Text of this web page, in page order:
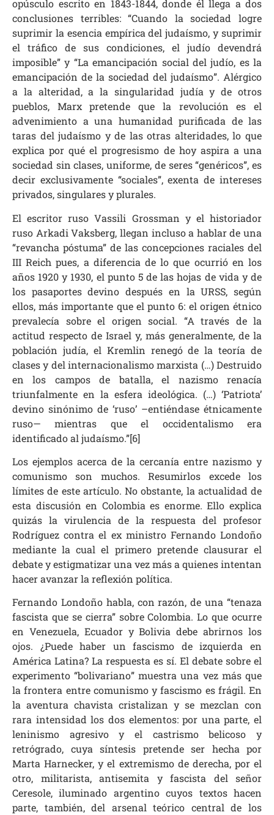
opúsculo escrito en 1843-1844, donde él llega a dos
conclusiones terribles: “Cuando la sociedad logre
suprimir la esencia empírica del judaísmo, y suprimir
el tráfico de sus condiciones, el judío devendrá
imposible” y “La emancipación social del judío, es la
emancipación de la sociedad del judaísmo”. Alérgico
a la alteridad, a la singularidad judía y de otros
pueblos, Marx pretende que la revolución es el
advenimiento a una humanidad purificada de las
taras del judaísmo y de las otras alteridades, lo que
explica por qué el progresismo de hoy aspira a una
sociedad sin clases, uniforme, de seres “genéricos”, es
decir exclusivamente “sociales”, exenta de intereses
privados, singulares y plurales.
El escritor ruso Vassili Grossman y el historiador
ruso Arkadi Vaksberg, llegan incluso a hablar de una
“revancha póstuma” de las concepciones raciales del
III Reich pues, a diferencia de lo que ocurrió en los
años 1920 y 1930, el punto 5 de las hojas de vida y de
los pasaportes devino después en la URSS, según
ellos, más importante que el punto 6: el origen étnico
prevalecía sobre el origen social. “A través de la
actitud respecto de Israel y, más generalmente, de la
población judía, el Kremlin renegó de la teoría de
clases y del internacionalismo marxista (…) Destruido
en los campos de batalla, el nazismo renacía
triunfalmente en la esfera ideológica. (…) ‘Patriota’
devino sinónimo de ‘ruso’ –entiéndase étnicamente
ruso— mientras que el occidentalismo era
identificado al judaísmo.”[6]
Los ejemplos acerca de la cercanía entre nazismo y
comunismo son muchos. Resumirlos excede los
límites de este artículo. No obstante, la actualidad de
esta discusión en Colombia es enorme. Ello explica
quizás la virulencia de la respuesta del profesor
Rodríguez contra el ex ministro Fernando Londoño
mediante la cual el primero pretende clausurar el
debate y estigmatizar una vez más a quienes intentan
hacer avanzar la reflexión política.
Fernando Londoño habla, con razón, de una “tenaza
fascista que se cierra” sobre Colombia. Lo que ocurre
en Venezuela, Ecuador y Bolivia debe abrirnos los
ojos. ¿Puede haber un fascismo de izquierda en
América Latina? La respuesta es sí. El debate sobre el
experimento “bolivariano” muestra una vez más que
la frontera entre comunismo y fascismo es frágil. En
la aventura chavista cristalizan y se mezclan con
rara intensidad los dos elementos: por una parte, el
leninismo agresivo y el castrismo belicoso y
retrógrado, cuya síntesis pretende ser hecha por
Marta Harnecker, y el extremismo de derecha, por el
otro, militarista, antisemita y fascista del señor
Ceresole, iluminado argentino cuyos textos hacen
parte, también, del arsenal teórico central de los